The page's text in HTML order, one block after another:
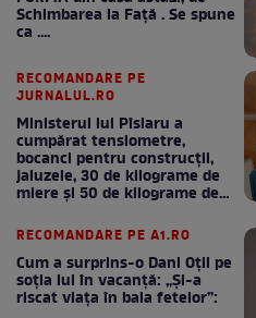
Schimbarea la Față . Se spune
ca ....
RECOMANDARE PE
JURNALUL.RO
Ministerul lui Pîslaru a
cumpărat tensiometre,
bocanci pentru construcții,
jaluzele, 30 de kilograme de
miere și 50 de kilograme de
RECOMANDARE PE A1.RO
Cum a surprins-o Dani Oțil pe
soția lui în vacanță: „Și-a
riscat viața în baia fetelor”: